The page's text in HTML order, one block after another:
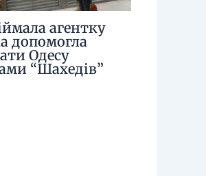
агентку
допомогла
Одесу
“Шахедів”